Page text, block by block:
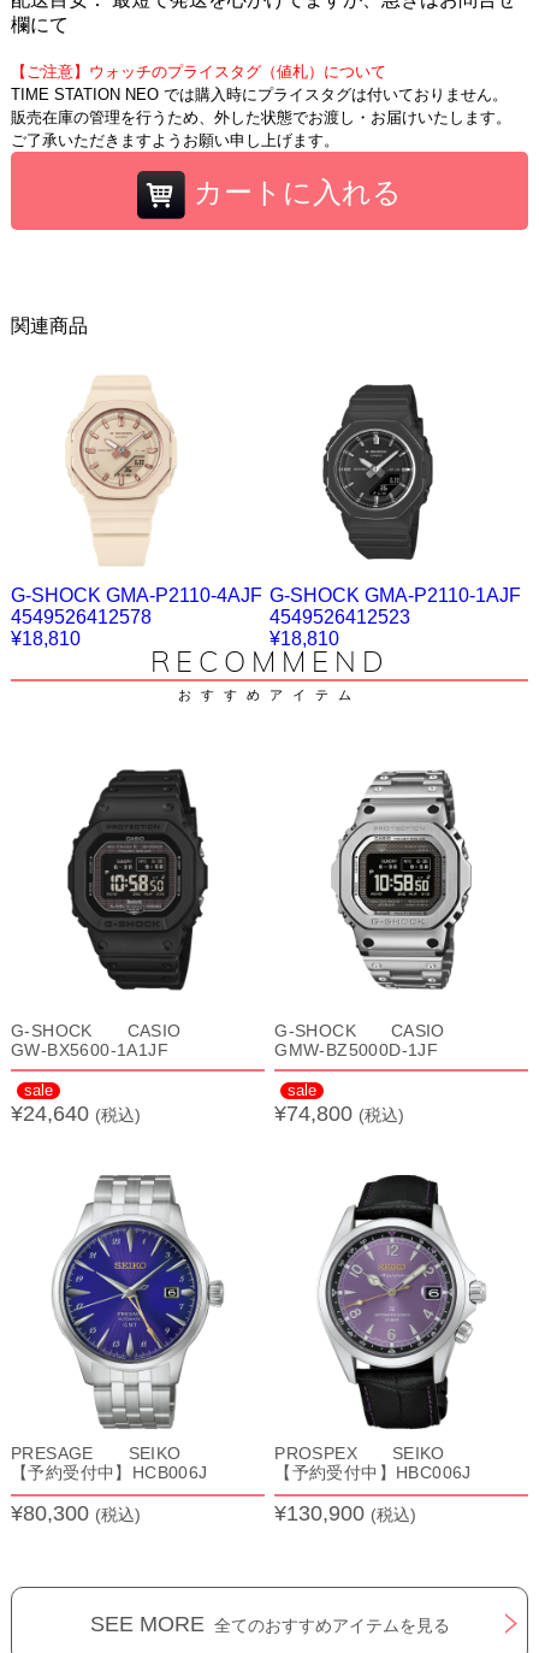
欄にて
【ご注意】ウォッチのプライスタグ（値札）について
TIME STATION NEO では購入時にプライスタグは付いておりません。
販売在庫の管理を行うため、外した状態でお渡し・お届けいたします。
ご了承いただきますようお願い申し上げます。
カートに入れる
関連商品
G-SHOCK GMA-P2110-4AJF
4549526412578
¥18,810
G-SHOCK GMA-P2110-1AJF
4549526412523
¥18,810
RECOMMEND
おすすめアイテム
G-SHOCK CASIO
GW-BX5600-1A1JF
sale
¥24,640 (税込)
G-SHOCK CASIO
GMW-BZ5000D-1JF
sale
¥74,800 (税込)
PRESAGE SEIKO
【予約受付中】HCB006J
¥80,300 (税込)
PROSPEX SEIKO
【予約受付中】HBC006J
¥130,900 (税込)
SEE MORE 全てのおすすめアイテムを見る